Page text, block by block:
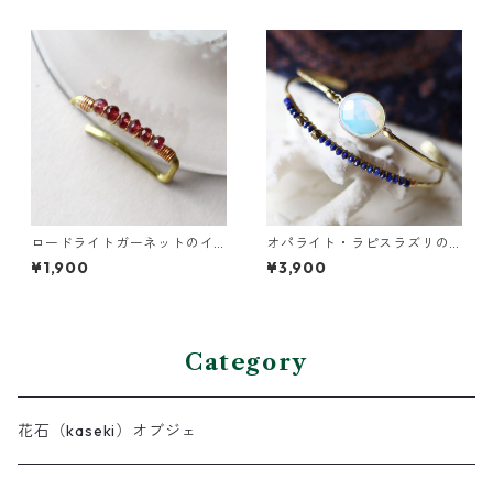
ロードライトガーネットのイ
ヤーカフ（インダストリアル
風）
¥1,900
オパライト・ラピスラズリの2
連バングル
¥3,900
Category
花石（kaseki）オブジェ